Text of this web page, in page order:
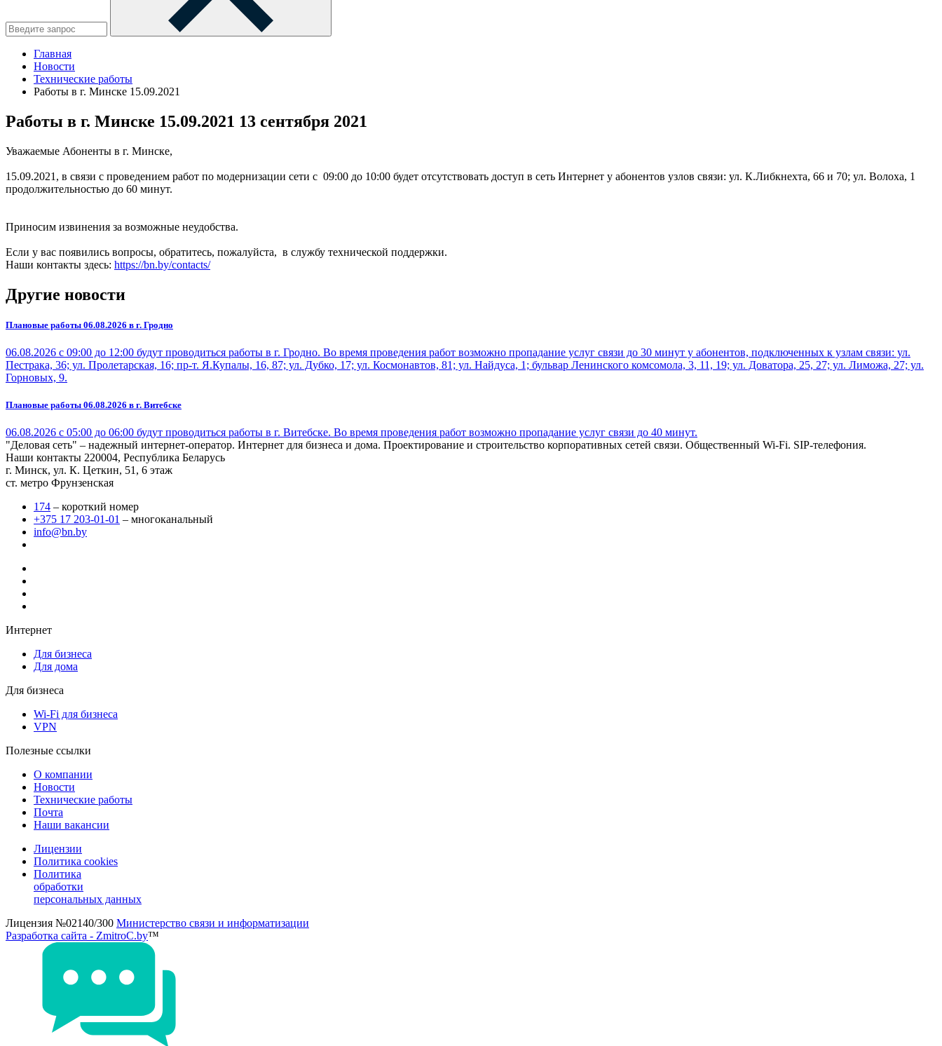
Главная
Новости
Технические работы
Работы в г. Минске 15.09.2021
Работы в г. Минске 15.09.2021 13 сентября 2021
Уважаемые Абоненты в г. Минске,
15.09.2021, в связи с проведением работ по модернизации сети с 09:00 до 10:00 будет отсутствовать доступ в сеть Интернет у абонентов узлов связи: ул. К.Либкнехта, 66 и 70; ул. Волоха, 1
продолжительностью до 60 минут.
Приносим извинения за возможные неудобства.
Если у вас появились вопросы, обратитесь, пожалуйста, в службу технической поддержки.
Наши контакты здесь: https://bn.by/contacts/
Другие новости
Плановые работы 06.08.2026 в г. Гродно
06.08.2026 с 09:00 до 12:00 будут проводиться работы в г. Гродно. Во время проведения работ возможно пропадание услуг связи до 30 минут у абонентов, подключенных к узлам связи: ул.
Пестрака, 36; ул. Пролетарская, 16; пр-т. Я.Купалы, 16, 87; ул. Дубко, 17; ул. Космонавтов, 81; ул. Найдуса, 1; бульвар Ленинского комсомола, 3, 11, 19; ул. Доватора, 25, 27; ул. Лиможа, 27; ул.
Горновых, 9.
Плановые работы 06.08.2026 в г. Витебске
06.08.2026 с 05:00 до 06:00 будут проводиться работы в г. Витебске. Во время проведения работ возможно пропадание услуг связи до 40 минут.
"Деловая сеть" – надежный интернет-оператор. Интернет для бизнеса и дома. Проектирование и строительство корпоративных сетей связи. Общественный Wi-Fi. SIP-телефония.
Наши контакты 220004, Республика Беларусь
г. Минск, ул. К. Цеткин, 51, 6 этаж
ст. метро Фрунзенская
174 – короткий номер
+375 17 203-01-01 – многоканальный
info@bn.by
Интернет
Для бизнеса
Для дома
Для бизнеса
Wi-Fi для бизнеса
VPN
Полезные ссылки
О компании
Новости
Технические работы
Почта
Наши вакансии
Лицензии
Политика cookies
Политика
обработки
персональных данных
Лицензия №02140/300 Министерство связи и информатизации
Разработка сайта - ZmitroC.by™